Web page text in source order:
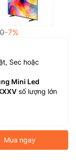
-7%
Sec hoặc
Mini Led
số lượng lớn
Mua ngay